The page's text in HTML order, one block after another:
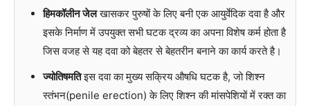
हिमकॉलीन जेलखासकर पुरुषों के लिए बनी एक आयुर्वेदिक दवा है और
इसके निर्माण में उपयुक्त सभी घटक द्रव्य का अपना विशेष कर्म होता है
जिस वजह से यह दवा को बेहतर से बेहतरीन बनाने का कार्य करते है।
ज्योतिषमतिइस दवा का मुख्य सक्रिय औषधि घटक है, जो शिश्न
स्तंभन(penile erection) के लिए शिश्न की मांसपेशियों में रक्त का